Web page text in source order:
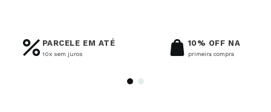
PARCELE EM ATÉ
10x sem juros
10% OFF NA
primeira compra